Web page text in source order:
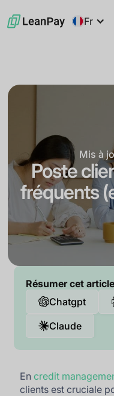
Fr
Mis à
Poste
fréquents
Résumer cet
Chatgpt
Claude
Encredit
clients est cruciale